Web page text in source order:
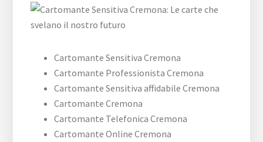
Cartomante Sensitiva Cremona
Cartomante Professionista Cremona
Cartomante Sensitiva affidabile Cremona
Cartomante Cremona
Cartomante Telefonica Cremona
Cartomante Online Cremona